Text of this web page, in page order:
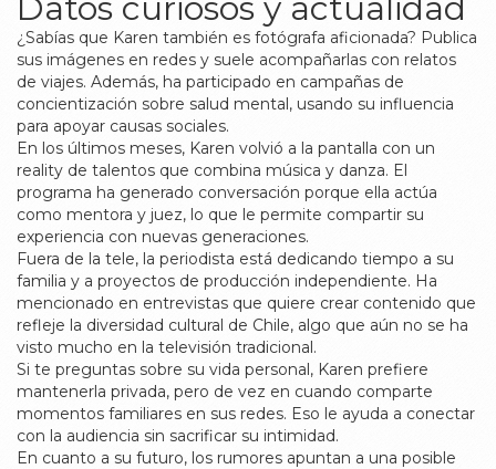
Datos curiosos y actualidad
¿Sabías que Karen también es fotógrafa aficionada? Publica
sus imágenes en redes y suele acompañarlas con relatos
de viajes. Además, ha participado en campañas de
concientización sobre salud mental, usando su influencia
para apoyar causas sociales.
En los últimos meses, Karen volvió a la pantalla con un
reality de talentos que combina música y danza. El
programa ha generado conversación porque ella actúa
como mentora y juez, lo que le permite compartir su
experiencia con nuevas generaciones.
Fuera de la tele, la periodista está dedicando tiempo a su
familia y a proyectos de producción independiente. Ha
mencionado en entrevistas que quiere crear contenido que
refleje la diversidad cultural de Chile, algo que aún no se ha
visto mucho en la televisión tradicional.
Si te preguntas sobre su vida personal, Karen prefiere
mantenerla privada, pero de vez en cuando comparte
momentos familiares en sus redes. Eso le ayuda a conectar
con la audiencia sin sacrificar su intimidad.
En cuanto a su futuro, los rumores apuntan a una posible